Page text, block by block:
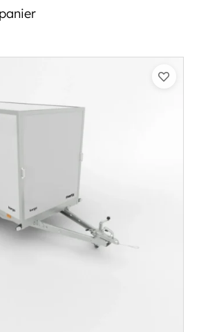
:
(mm) :
en contreplaqué massif